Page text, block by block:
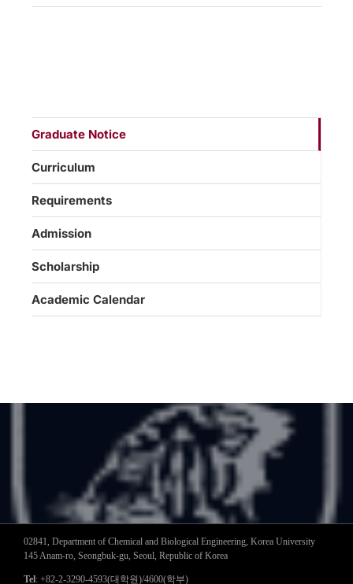
Graduate Notice
Curriculum
Requirements
Admission
Scholarship
Academic Calendar
02841, Department of Chemical and Biological Engineering, Korea University
145 Anam-ro, Seongbuk-gu, Seoul, Republic of Korea
Tel: +82-2-3290-4593(대학원)/4600(학부)